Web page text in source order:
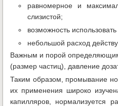
равномерное и
слизистой;
возможность
небольшой расход
Важным и порой определяющим
(размер частиц), давление
Таким образом, промывание
их применения широко
капилляров, нормализуется